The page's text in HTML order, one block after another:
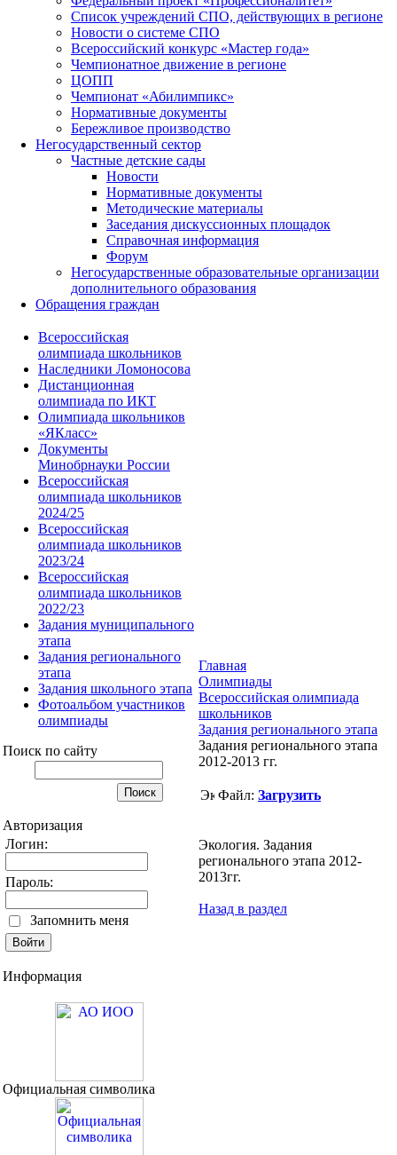
Список учреждений СПО, действующих в регионе
Новости о системе СПО
Всероссийский конкурс «Мастер года»
Чемпионатное движение в регионе
ЦОПП
Чемпионат «Абилимпикс»
Нормативные документы
Бережливое производство
Негосударственный сектор
Частные детские сады
Новости
Нормативные документы
Методические материалы
Заседания дискуссионных площадок
Справочная информация
Форум
Негосударственные образовательные организации
дополнительного образования
Обращения граждан
Всероссийская
олимпиада школьников
Наследники Ломоносова
Дистанционная
олимпиада по ИКТ
Олимпиада школьников
«ЯКласс»
Документы
Минобрнауки России
Всероссийская
олимпиада школьников
2024/25
Всероссийская
олимпиада школьников
2023/24
Всероссийская
олимпиада школьников
2022/23
Задания муниципального
этапа
Задания регионального
этапа
Задания школьного этапа
Фотоальбом участников
олимпиады
Поиск по сайту
Авторизация
Логин:
Пароль:
Запомнить меня
Информация
Официальная символика
Главная
Олимпиады
Всероссийская олимпиада
школьников
Задания регионального этапа
Задания регионального этапа
2012-2013 гг.
Файл: Загрузить
Экология. Задания
регионального этапа 2012-
2013гг.
Назад в раздел